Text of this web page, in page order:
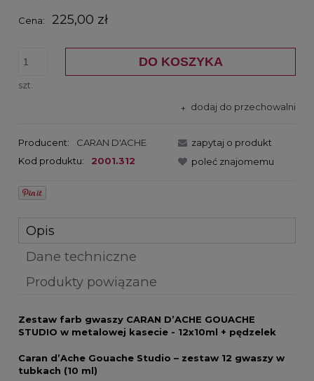
Cena: 225,00 zł
szt.
DO KOSZYKA
dodaj do przechowalni
Producent:
CARAN D'ACHE
Kod produktu:
2001.312
zapytaj o produkt
poleć znajomemu
Opis
Dane techniczne
Produkty powiązane
Zestaw farb gwaszy CARAN D’ACHE GOUACHE
STUDIO w metalowej kasecie - 12x10ml + pędzelek
Caran d’Ache Gouache Studio – zestaw 12 gwaszy w
tubkach (10 ml)